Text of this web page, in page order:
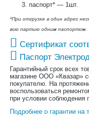
паспорт* — 1шт.
*При отгрузке в один адрес
всю партию одним паспортом.
Сертификат
Паспорт
Гарантийный срок всех
магазине ООО «Квазар»
покупателю. На
воспользоваться
при условии соблюдения
Подробнее о гарантии на